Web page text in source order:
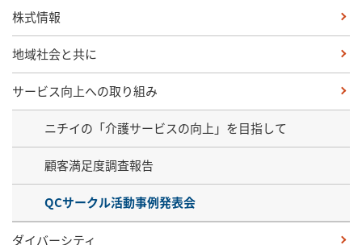
株式情報
地域社会と共に
サービス向上への取り組み
ニチイの「介護サービスの向上」を目指して
顧客満足度調査報告
QCサークル活動事例発表会
ダイバーシティ